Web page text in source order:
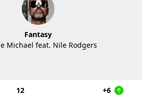
Fantasy
Michael feat. Nile Rodgers
12 +6